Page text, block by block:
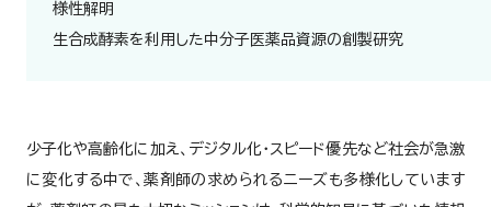
様性解明
生合成酵素を利用した中分子医薬品資源の創製研究
少子化や高齢化に加え、デジタル化・スピード優先など社会が急激
に変化する中で、薬剤師の求められるニーズも多様化しています